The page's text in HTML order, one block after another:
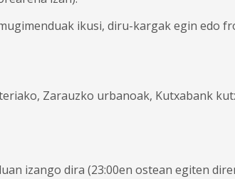
ikusi, diru-kargak egin edo
Zarauzko urbanoak, Kutxabank
izango dira (23:00en ostean egiten